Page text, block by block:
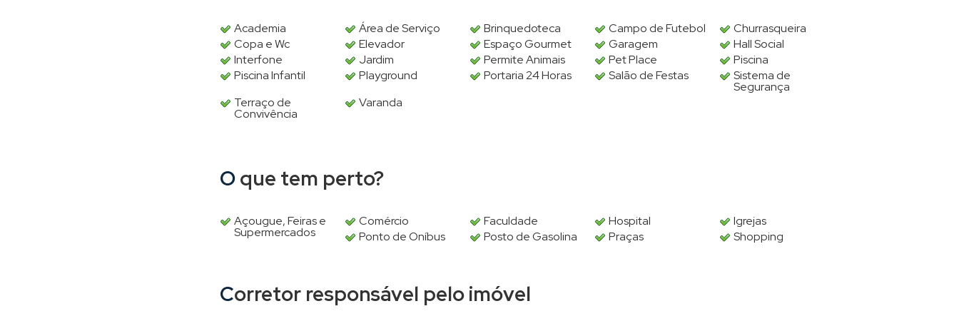
Academia Área de Serviço Brinquedoteca Campo de Futebol
Churrasqueira
Copa e Wc
Elevador Espaço Gourmet Garagem
Hall Social
Interfone
Jardim Permite Animais Pet Place
Piscina
Piscina Infantil
Playground Portaria 24 Horas Salão de Festas Sistema de
Segurança
Terraço de
Convivência
Varanda
O que tem perto?
Açougue, Feiras e
Supermercados
Comércio Faculdade Hospital
Igrejas
Ponto de Oníbus
Posto de Gasolina Praças Shopping
Corretor responsável pelo imóvel